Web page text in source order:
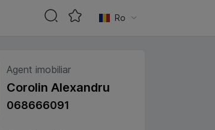
Agent imobiliar
Corolin Alexandru
068666091
Ro